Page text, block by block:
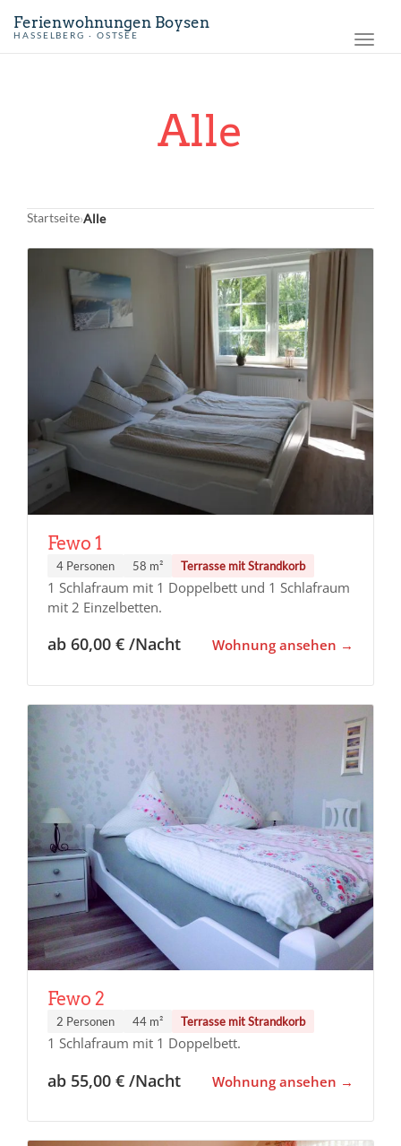
Ferienwohnungen Boysen
HASSELBERG · OSTSEE
Alle
Startseite Alle
Fewo 1
4 Personen 58 m² Terrasse mit Strandkorb
1 Schlafraum mit 1 Doppelbett und 1 Schlafraum
mit 2 Einzelbetten.
ab 60,00 € /Nacht Wohnung ansehen
Fewo 2
2 Personen 44 m² Terrasse mit Strandkorb
1 Schlafraum mit 1 Doppelbett.
ab 55,00 € /Nacht Wohnung ansehen